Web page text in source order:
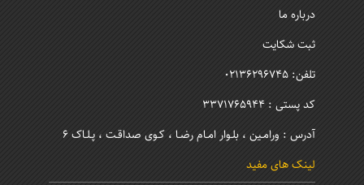
درباره ما
ثبت شکایت
تلفن: 02136296745
کد پستی : 3371765944
آدرس : ورامـین ، بلـوار امـام رضـا ، کـوی صداقـت ، پـلـاک 6
لینک های مفید